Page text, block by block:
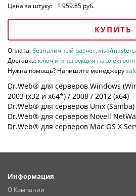
Цена за штуку: 1 959.85 руб.
КУПИТЬ
Оплата:безналичный расчет, visa/
Доставка: ключ и инструкция на
Нужна помощь? Напишите менеджеру
Dr.Web® для серверов Windows
2003 (х32 и х64*) / 2008 / 2012 (х64)
Dr.Web® для серверов Unix (Samba)
Dr.Web® для серверов Novell
Dr.Web® для серверов Mac OS X
Информация
О Компании